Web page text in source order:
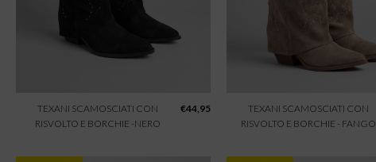
TEXANI SCAMOSCIATI CON
RISVOLTO E BORCHIE -NERO
€44,95
TEXANI SCAMOSCIATI CON
RISVOLTO E BORCHIE - FANGO